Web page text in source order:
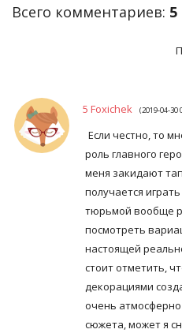
Всего комментариев: 5
5 Foxichek (2019-04-30
Если честно, то
роль главного
меня закидают
получается
тюрьмой вообще
посмотреть
настоящей
стоит отметить,
декорациями
очень атмосферно
сюжета, может я